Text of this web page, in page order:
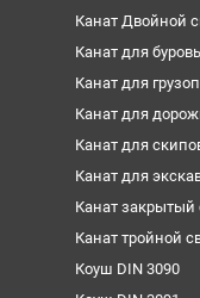
Канат Двойной
Канат для
Канат для
Канат для
Канат для
Канат для
Канат закрытый
Канат тройной
Коуш DIN 3090